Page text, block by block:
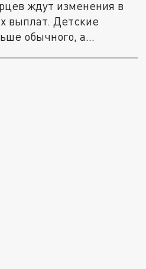
ждут изменения в
выплат. Детские
обычного, а...